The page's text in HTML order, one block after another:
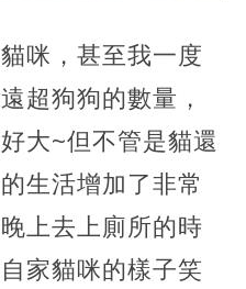
咪，甚至我一度
超狗狗的數量，
大~但不管是貓還
生活增加了非常
上去上廁所的時
家貓咪的樣子笑